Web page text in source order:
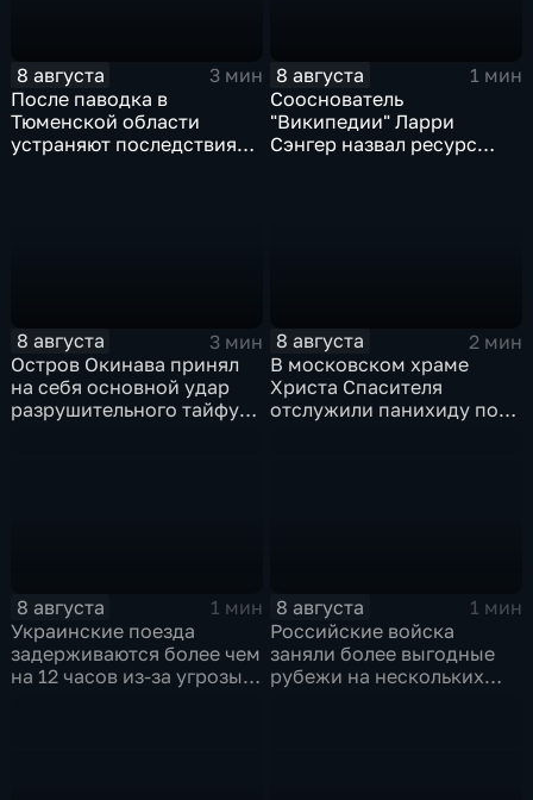
8 августа
3 мин
После паводка в
Тюменской области
устраняют последствия
8 августа
1 мин
Сооснователь
"Википедии" Ларри
Сэнгер назвал ресурс
8 августа
3 мин
Остров Окинава принял
на себя основной удар
разрушительного тайфуна
8 августа
2 мин
В московском храме
Христа Спасителя
отслужили панихиду по
8 августа
1 мин
Украинские поезда
задерживаются более чем
на 12 часов из-за угрозы
8 августа
1 мин
Российские войска
заняли более выгодные
рубежи на нескольких